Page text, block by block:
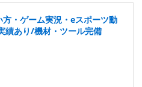
方・ゲーム実況・eスポーツ動
績あり/機材・ツール完備